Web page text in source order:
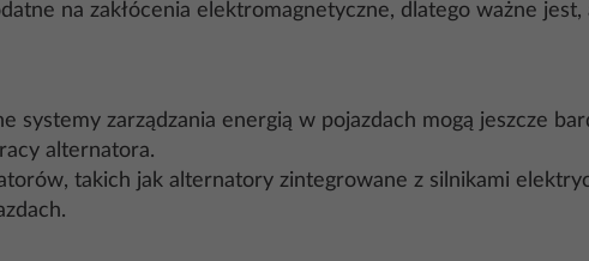
na zakłócenia elektromagnetyczne, dlatego ważne jest,
systemy zarządzania energią w pojazdach mogą jeszcze
alternatora.
takich jak alternatory zintegrowane z silnikami